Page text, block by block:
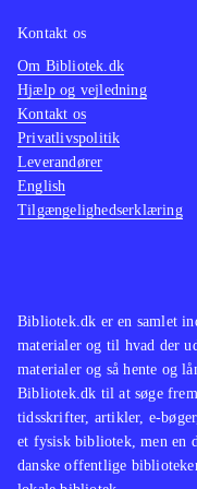
optages og
Online .
I forhold til
dance findes
dance (wii) og i
(xbox 360), men
andre, der
30 populære
dog være
kræver Singstar-
Playstation
Playstation Eye-
Bibliotek.dk er en samlet
materialer og til hvad der
materialer og så hente og
Bibliotek.dk til at søge
tidsskrifter, artikler, e-
et fysisk bibliotek, men en
danske offentlige
Kontakt os
Om Bibliotek.dk
Hjælp og vejledning
Kontakt os
Privatlivspolitik
Leverandører
English
Tilgængelighedserklæring